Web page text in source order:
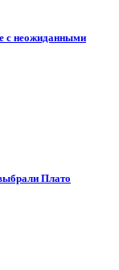
с неожиданными
Плато